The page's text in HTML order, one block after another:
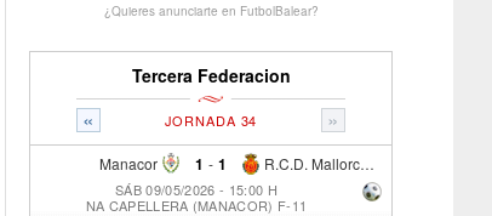
¿Quieres anunciarte en FutbolBalear?
Tercera Federacion
« »
JORNADA 34
Manacor 1 - R.C.D. Mallorca Sad "B"
1
SÁB 09/05/2026 - 15:00 H
NA CAPELLERA (MANACOR) F-11